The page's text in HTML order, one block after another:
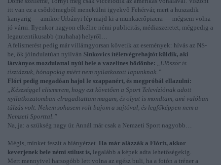
itt van ez a csődtömegből menekülni igyekvő Fehérvár, mert a huszadik
kanyarig — amikor Urbányi lép majd ki a munkaerőpiacra — mégsem volna
jó várni. Ilyenkor nagyon elkélne némi publicitás, médiaszeretet, mégpedig a
legautentikusabb (muhaha) helyről…
A felismerést pedig már villámgyorsan követik az események: hívás az NS-
be, ők jóindulatúan nyilván Sinkovics ítéletvégrehajtót küldik, aki
látványos mozdulattal nyúl bele a vazelines bödönbe:
„Először is
tisztázzuk, hónapokig miért nem nyilatkozott lapunknak.”
Flóri pedig megadóan hajol le szappanért, és megpróbál ellazulni:
„Készséggel elismerem, hogy ezt követően a Sport Televíziónak adott
nyilatkozatomban elragadtattam magam, és olyat is mondtam, ami valóban
túlzás volt. Nekem sohasem volt bajom a sajtóval, és legfőképpen nem a
Nemzeti Sporttal.”
Na, ja: a szükség nagy úr. Annál már csak a Nemzeti Sport nagyobb…
Mégis, minket feszít a hiányérzet. Ha már alázzák a Flórit, akkor
keverjenek bele némi stílust is, legalább a képek adta lehetőségekig.
Mert mennyivel harsogóbb lett volna az egész buli, ha a fotón a tréner a